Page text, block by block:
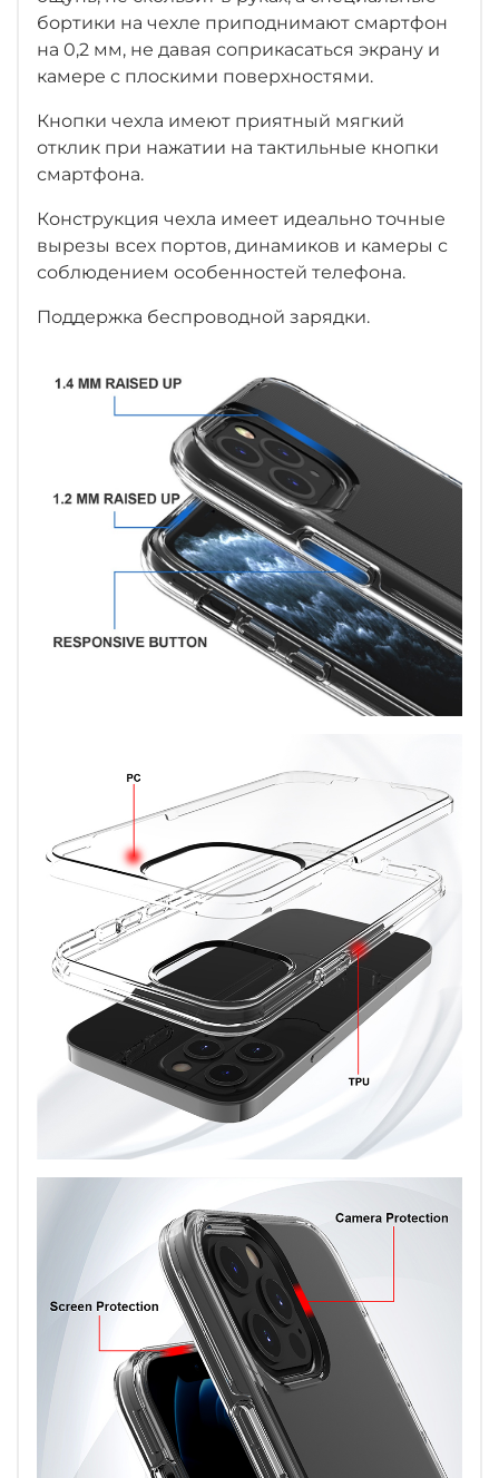
бортики на чехле приподнимают смартфон
на 0,2 мм, не давая соприкасаться экрану и
камере с плоскими поверхностями.
Кнопки чехла имеют приятный мягкий
отклик при нажатии на тактильные кнопки
смартфона.
Конструкция чехла имеет идеально точные
вырезы всех портов, динамиков и камеры с
соблюдением особенностей телефона.
Поддержка беспроводной зарядки.